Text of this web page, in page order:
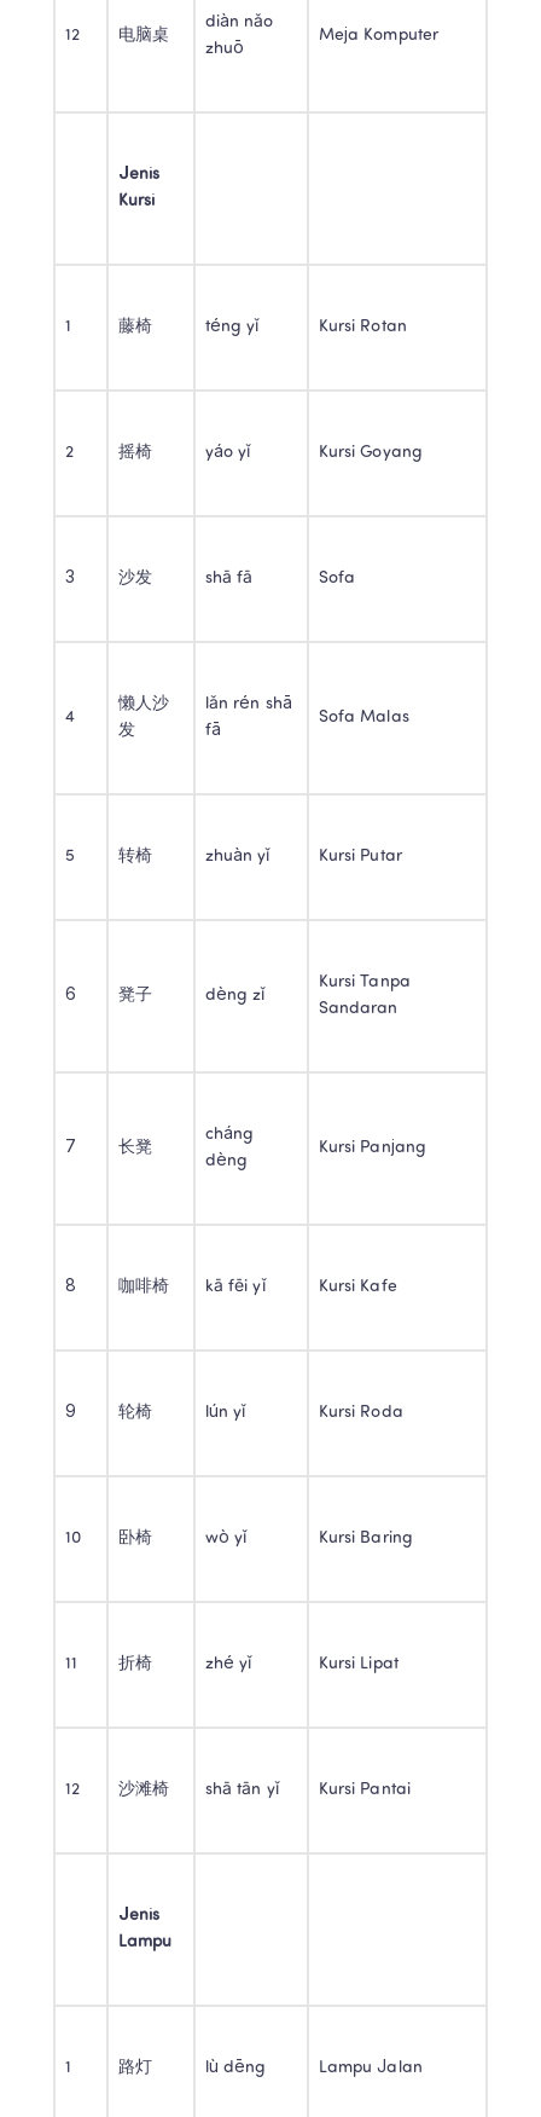
12 电脑桌
diàn nǎo
zhuō
Meja Komputer
Jenis
Kursi
1 藤椅 téng yǐ Kursi Rotan
2 摇椅 yáo yǐ Kursi Goyang
3 沙发 shā fā Sofa
4
懒人沙
发
lǎn rén shā
fā
Sofa Malas
5 转椅 zhuàn yǐ Kursi Putar
6 凳子 dèng zǐ
Kursi Tanpa
Sandaran
7 长凳
cháng
dèng
Kursi Panjang
8 咖啡椅 kā fēi yǐ Kursi Kafe
9 轮椅 lún yǐ Kursi Roda
10 卧椅 wò yǐ Kursi Baring
11 折椅 zhé yǐ Kursi Lipat
12 沙滩椅 shā tān yǐ Kursi Pantai
Jenis
Lampu
1 路灯 lù dēng Lampu Jalan